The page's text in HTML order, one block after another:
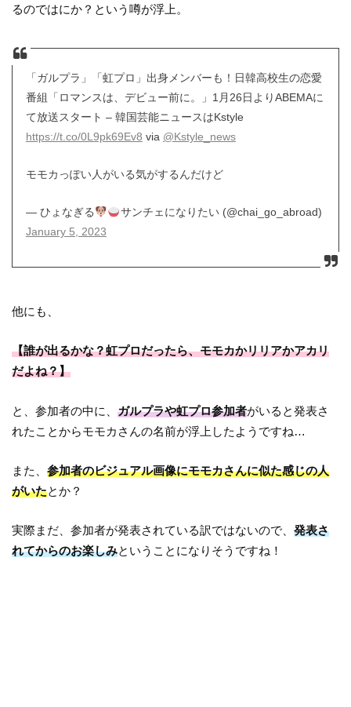
るのではにか？という噂が浮上。
「ガルプラ」「虹プロ」出身メンバーも！日韓高校生の恋愛
番組「ロマンスは、デビュー前に。」1月26日よりABEMAに
て放送スタート – 韓国芸能ニュースはKstyle
https://t.co/0L9pk69Ev8 via @Kstyle_news
モモカっぽい人がいる気がするんだけど
— ひょなぎる
サンチェになりたい (@chai_go_abroad)
January 5, 2023
他にも、
【誰が出るかな？虹プロだったら、モモカかリリアかアカリ
だよね？】
と、参加者の中に、ガルプラや虹プロ参加者がいると発表さ
れたことからモモカさんの名前が浮上したようですね…
また、参加者のビジュアル画像にモモカさんに似た感じの人
がいたとか？
実際まだ、参加者が発表されている訳ではないので、発表さ
れてからのお楽しみということになりそうですね！